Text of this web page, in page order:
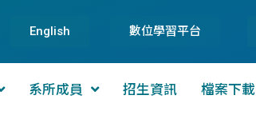
English 數位學習平台
系所成員 招生資訊 檔案下載